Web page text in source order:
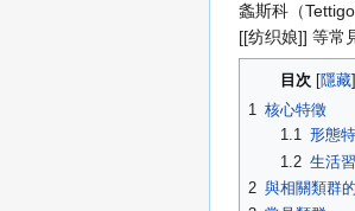
螽斯科（
[[纺织娘]] 等常
目次
1 核心特徵
1.1 形態
1.2 生活
2 與相關類群